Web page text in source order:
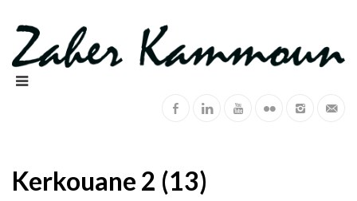
Kerkouane 2 (13)